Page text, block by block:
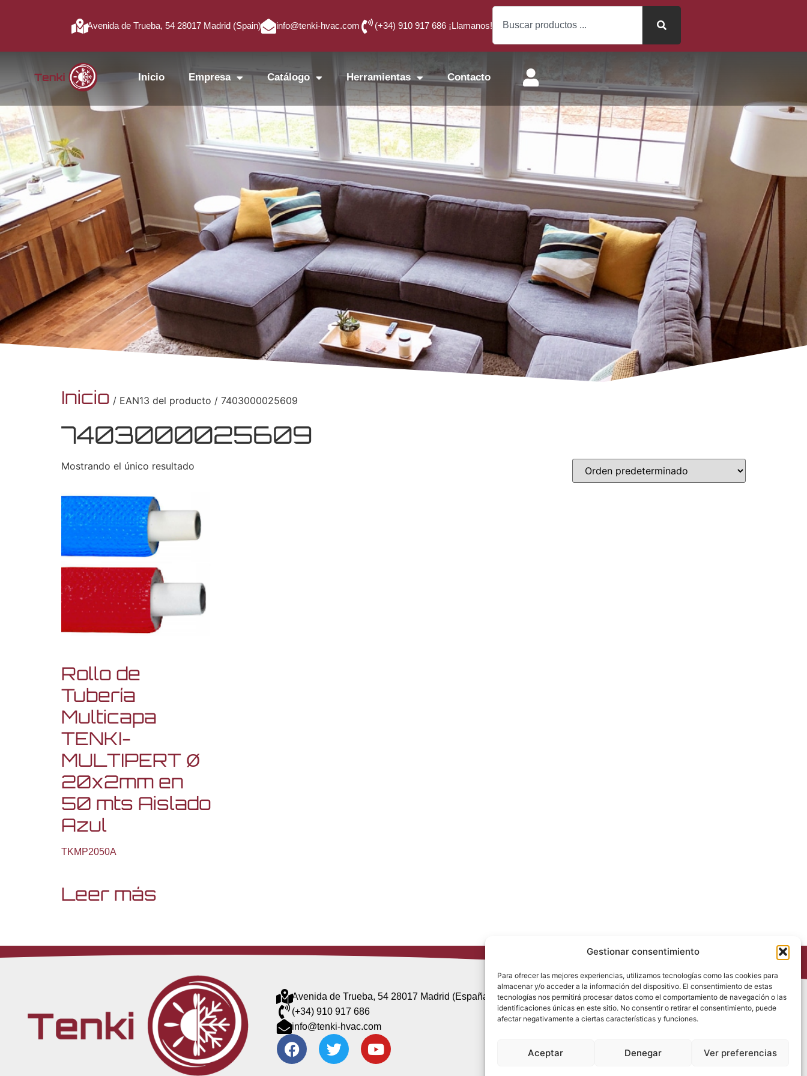
Gestionar consentimiento
Para ofrecer las mejores experiencias, utilizamos tecnologías como las cookies para
almacenar y/o acceder a la información del dispositivo. El consentimiento de estas
tecnologías nos permitirá procesar datos como el comportamiento de navegación o las
identificaciones únicas en este sitio. No consentir o retirar el consentimiento, puede
afectar negativamente a ciertas características y funciones.
Aceptar Denegar Ver preferencias
Avenida de Trueba, 54 28017 Madrid (Spain) info@tenki-hvac.com (+34) 910 917 686 ¡Llamanos!
Inicio Empresa Catálogo Herramientas Contacto
Inicio / EAN13 del producto / 7403000025609
7403000025609
Mostrando el único resultado
Rollo de
Tubería
Multicapa
TENKI-
MULTIPERT Ø
20x2mm en
50 mts Aislado
Azul
TKMP2050A
Leer más
Avenida de Trueba, 54 28017 Madrid (España)
(+34) 910 917 686
info@tenki-hvac.com
Política de Privacidad
Política de Cookies
Aviso Legal